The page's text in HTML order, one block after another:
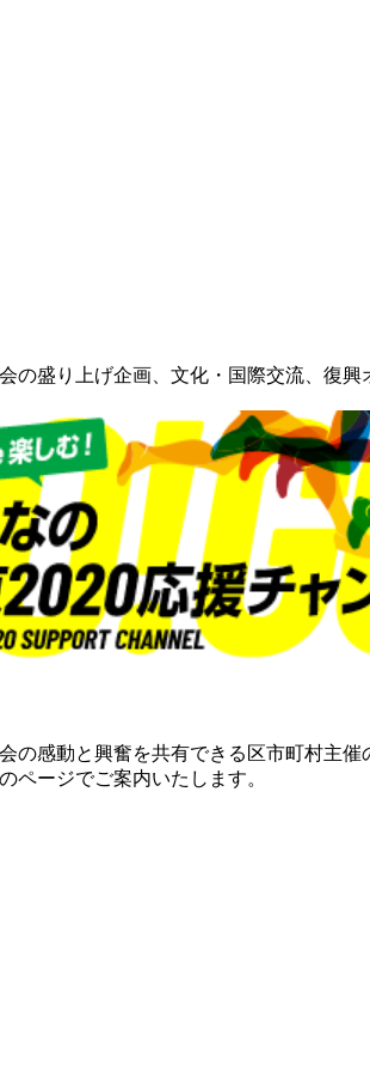
盛り上げ企画、文化・国際交流、復興
感動と興奮を共有できる区市町村主
ページでご案内いたします。